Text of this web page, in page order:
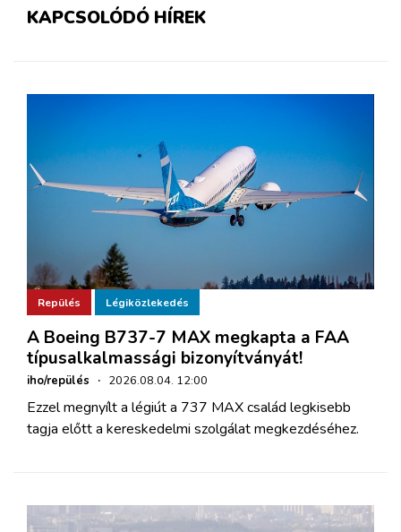
KAPCSOLÓDÓ HÍREK
Repülés Légiközlekedés
A Boeing B737-7 MAX megkapta a FAA
típusalkalmassági bizonyítványát!
iho/repülés · 2026.08.04. 12:00
Ezzel megnyílt a légiút a 737 MAX család legkisebb
tagja előtt a kereskedelmi szolgálat megkezdéséhez.